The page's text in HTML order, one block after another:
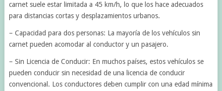
carnet suele estar limitada a 45 km/h, lo que los hace adecuados
para distancias cortas y desplazamientos urbanos.
– Capacidad para dos personas: La mayoría de los vehículos sin
carnet pueden acomodar al conductor y un pasajero.
– Sin Licencia de Conducir: En muchos países, estos vehículos se
pueden conducir sin necesidad de una licencia de conducir
convencional. Los conductores deben cumplir con una edad mínima